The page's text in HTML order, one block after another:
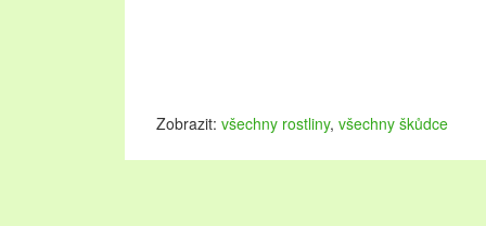
Zobrazit: všechny rostliny, všechny škůdce